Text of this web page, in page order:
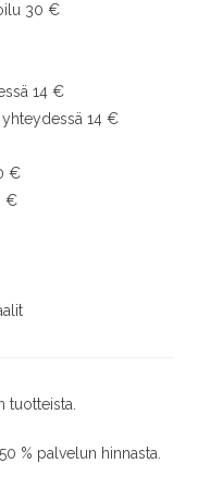
30 €
14 €
yhteydessä 14 €
€
€
tuotteista.
% palvelun hinnasta.